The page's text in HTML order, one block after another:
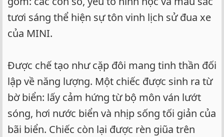
tươi sáng thể hiện sự tôn vinh lịch sử đua xe
của MINI.
Được chế tạo như cặp đôi mang tinh thần đối
lập về năng lượng. Một chiếc được sinh ra từ
bờ biển: lấy cảm hứng từ bộ môn ván lướt
sóng, hơi nước biển và nhịp sống tối giản của
bãi biển. Chiếc còn lại được rèn giũa trên